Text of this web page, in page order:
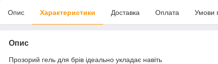
Опис Характеристики Доставка Оплата Умови
Опис
Прозорий гель для брів ідеально укладає навіть